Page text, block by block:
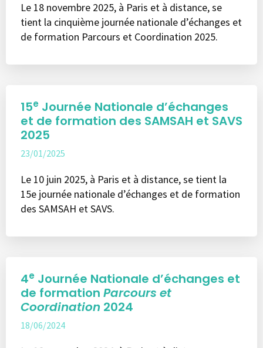
Le 18 novembre 2025, à Paris et à distance, se
tient la cinquième journée nationale d’échanges et
de formation Parcours et Coordination 2025.
15e Journée Nationale d’échanges
et de formation des SAMSAH et SAVS
2025
23/01/2025
Le 10 juin 2025, à Paris et à distance, se tient la
15e journée nationale d’échanges et de formation
des SAMSAH et SAVS.
4e Journée Nationale d’échanges et
de formation Parcours et
Coordination 2024
18/06/2024